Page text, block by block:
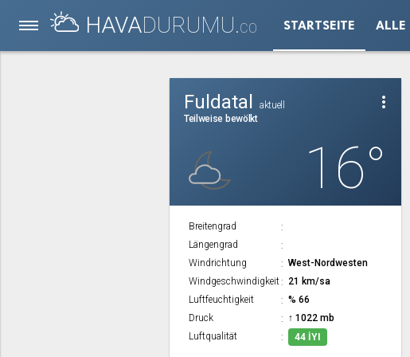
HAVADURUMU.CO STARTSEITE ALLE
more_vert
Fuldatal
aktuell
Teilweise bewölkt
16°
Breitengrad
Längengrad
Windrichtung
West-Nordwesten
Windgeschwindigkeit
21 km/sa
Luftfeuchtigkeit
% 66
Druck
↑ 1022 mb
Luftqualität
44 İYI